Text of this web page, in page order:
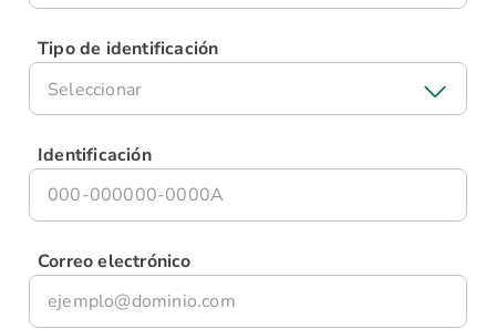
Tipo de identificación
Seleccionar
Identificación
Correo electrónico